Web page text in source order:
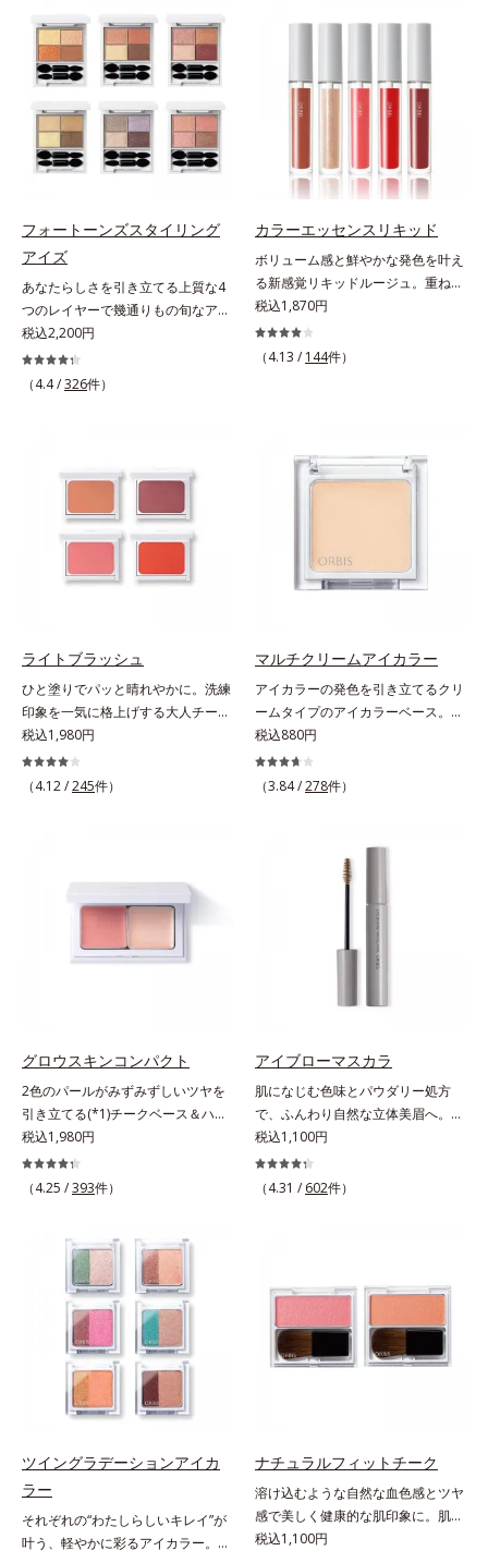
軽やかに描けます。ペンシルの後ろ
にはスクリューブラシが付いている
ので、毛流れを整えたり、色をなじ
ませたり、ラインをぼかしたりと大
活躍。これ1本で完成度の高い、ふ
んわり眉に仕上がります。※中身を
取り替えられるリフィルをご用意し
ています。* ダイマージリノール酸
イソステアリル/フィトステリル）
配合＝感触向上成分
均一な質感に整った唇にのせること
でより美しく色づく「クリアカラー
成分(*3)」を配合。さらに吐息や飲
着性を高める「ウォーターゲル成分
(*4）」で、マスクに色移りもしに
くい仕様です。*1 メイク効果によ
る *2 シリカ、酸化チタン、トリエ
トキシカプリリルシラン、アルニカ
花エキス＝唇にうるおいを与える効
果と、凹凸を補正して見せる効果を
併せ持つ成分*3 ダイマージリノー
ル酸ダイマージリノレイルビス（ベ
リルエチルジメチコン＝水分によっ
フォートーンズスタイリング
アイズ
あなたらしさを引き立てる上質な4
つのレイヤーで幾通りもの旬なアイ
メイクが叶う。上質なテクスチャー
と多様なカラーリングで、似合うを
知る＆楽しさを引き出す、4色のア
単に印象的な目元が完成します。2
印象的に。4色全部使えば可能性は
無限大。もちろん単色使いもOK！
イヤーで、幾通りもの旬なアイメイ
税込2,200円
（4.4 /326件）
カラーエッセンスリキッド
ボリューム感と鮮やかな発色を叶え
る新感覚リキッドルージュ。重ねる
ほど、鮮やかにボリューミーに。1
本で美しい仕上がりを叶えるリキッ
ドルージュです。唇の凹凸を均一に
「カラーウェアリング処方」で、う
るおいのあるふっくらとした唇とつ
を惹く唇に。* シリカ、水添ポリイ
ソブテン、ヒアルロン酸Na、パル
税込1,870円
（4.13 / 144件）
ライトブラッシュ
ひと塗りでパッと晴れやかに。洗練
印象を一気に格上げする大人チーク
の決定版 。くすみを払って美肌に
見せ、透け感のある自然な色づきで
イキイキした表情が際立つチークで
え、ギラつきのない内からにじむよ
うな穏やかな発色を実現しました。
チークでありながらうるおいをもた
らし、肌とのフィット感がUP。ひ
税込1,980円
（4.12 /245件）
マルチクリームアイカラー
アイカラーの発色を引き立てるクリ
ームタイプのアイカラーベース。ア
イカラーの発色とツヤめきを最大限
に引き立てる、クリームタイプのア
イカラーベースです。アイカラーの
アイカラーの発色を高め、化粧のり
をUPさせます。さらに肌にしっか
めます。単品使いももちろんOK！
繊細なパールが角度によって瞬き、
目元を立体的に見せてくれます。
税込880円
（3.84 /278件）
グロウスキンコンパクト
2色のパールがみずみずしいツヤを
引き立てる(*1)チークベース＆ハイ
ライト。ベースメイクの仕上げに重
ねれば、みずみずしいツヤが表情を
一段と魅力的に引き立てる、チーク
ール、ハイライトには骨格や顔立ち
に合わせて立体感を強調するグリー
ンパール。補色にあたる2色のパー
ルがお互いの鮮やかさを強調。絶妙
なコントラストでいきいきとした血
色感を再現しながら、みずみずしい
ツヤを演出します。さらにどのファ
ンデーションにもすっと溶け込む、
配合。パウダー、リキッド、どのタ
群で、ヨレたりせず、きれいに仕上
がります。*1 メイク効果による*2
税込1,980円
（4.25 /393件）
アイブローマスカラ
肌になじむ色味とパウダリー処方
で、ふんわり自然な立体美眉へ。使
いやすさと仕上がりの美しさを追求
した眉マスカラです。日本人の肌に
自然になじむ、色調と彩度にこだわ
税込1,100円
（4.31 / 602件）
ツイングラデーションアイカ
ラー
それぞれの“わたしらしいキレイ”が
叶う、軽やかに彩るアイカラー。そ
ナチュラルフィットチーク
溶け込むような自然な血色感とツヤ
感で美しく健康的な肌印象に。肌本
来の血色の仕組みに着目した設計
税込1,100円